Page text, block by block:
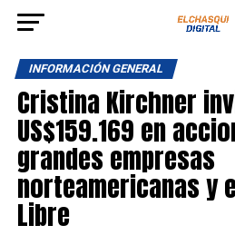
INFORMACIÓN GENERAL
Cristina Kirchner
US$159.169 en
grandes empresas
norteamericanas y
Libre